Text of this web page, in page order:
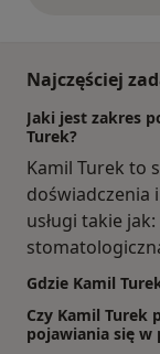
Najczęściej
Jaki jest zakres
Turek?
Kamil Turek to
doświadczenia
usługi takie
Gdzie Kamil
Czy Kamil Turek
pojawiania się w